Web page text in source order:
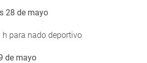
28 de mayo
h para nado deportivo
de mayo